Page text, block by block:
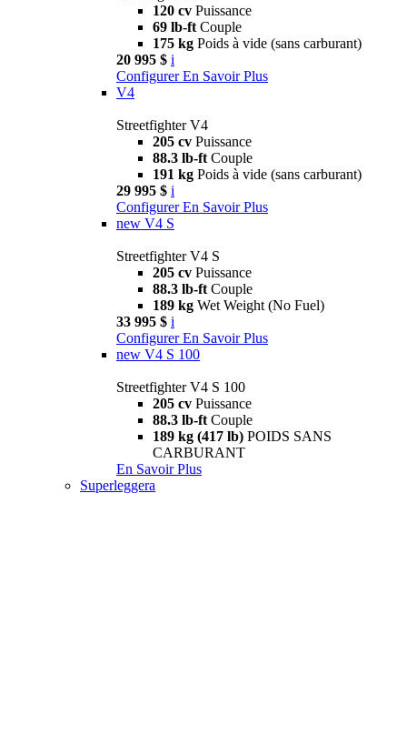
120 cv Puissance
69 lb-ft Couple
175 kg Poids à vide (sans carburant)
20 995 $ i
Configurer En Savoir Plus
V4
Streetfighter V4
205 cv Puissance
88.3 lb-ft Couple
191 kg Poids à vide (sans carburant)
29 995 $ i
Configurer En Savoir Plus
new V4 S
Streetfighter V4 S
205 cv Puissance
88.3 lb-ft Couple
189 kg Wet Weight (No Fuel)
33 995 $ i
Configurer En Savoir Plus
new V4 S 100
Streetfighter V4 S 100
205 cv Puissance
88.3 lb-ft Couple
189 kg (417 lb) POIDS SANS
CARBURANT
En Savoir Plus
Superleggera